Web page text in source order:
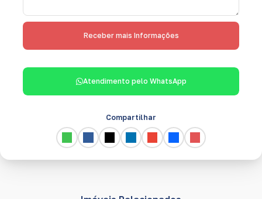
Atendimento pelo WhatsApp
Compartilhar